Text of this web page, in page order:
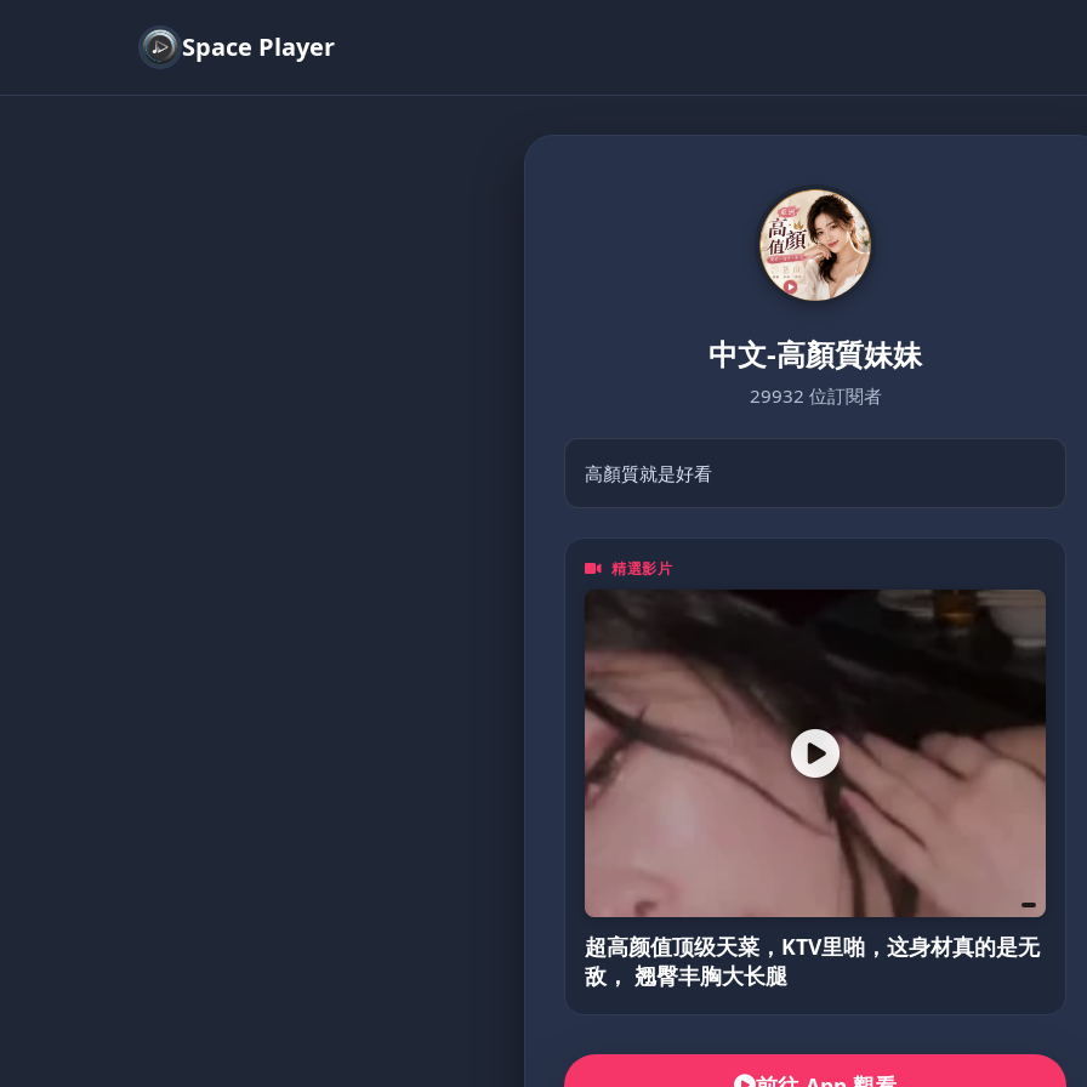
Space Player
中文-高顏質妹妹
29932 位訂閱者
高顏質就是好看
精選影片
超高颜值顶级天菜，KTV里啪，这身材真的是无
敌， 翘臀丰胸大长腿